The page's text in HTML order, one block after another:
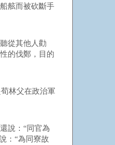
舷而被砍斷手
從其他人勸
的伐鄭，目的
林父在政治軍
說：“同官為
：“為同寮故